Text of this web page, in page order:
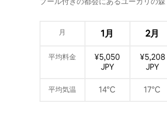
月 1月 2月
平均料金
¥5,050
JPY
¥5,208
JPY
平均気温 14°C 17°C